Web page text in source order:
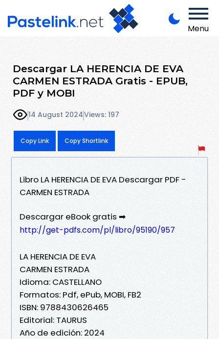
Menu
Descargar LA HERENCIA DE EVA
CARMEN ESTRADA Gratis - EPUB,
PDF y MOBI
14 August 2024Views: 197
Copy Link Copy Shortlink
Libro LA HERENCIA DE EVA Descargar PDF -
CARMEN ESTRADA
Descargar eBook gratis ➡
http://get-pdfs.com/pl/libro/95190/957
LA HERENCIA DE EVA
CARMEN ESTRADA
Idioma: CASTELLANO
Formatos: Pdf, ePub, MOBI, FB2
ISBN: 9788430626465
Editorial: TAURUS
Año de edición: 2024